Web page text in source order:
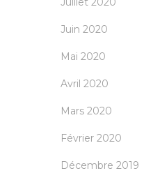
Juin 2020
Mai 2020
Avril 2020
Mars 2020
Février 2020
Décembre 2019